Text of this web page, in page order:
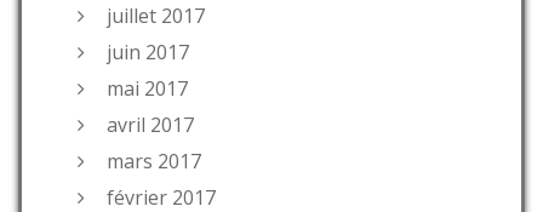
juillet 2017
juin 2017
mai 2017
avril 2017
mars 2017
février 2017